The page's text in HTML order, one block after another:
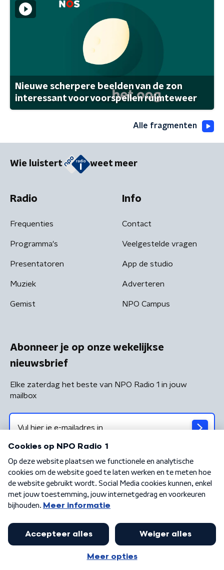
Nieuwe scherpere beelden van de zon
interessant voor voorspellen ruimteweer
Alle fragmenten
Wie luistert weet meer
Radio
Frequenties
Programma's
Presentatoren
Muziek
Gemist
Info
Contact
Veelgestelde vragen
App de studio
Adverteren
NPO Campus
Abonneer je op onze wekelijkse
nieuwsbrief
Elke zaterdag het beste van NPO Radio 1 in jouw
mailbox
Algemene voorwaarden